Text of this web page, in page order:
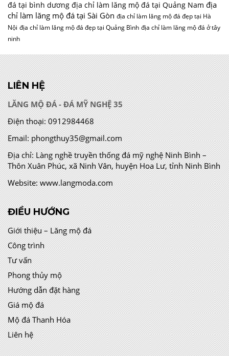
đá tại bình dương địa chỉ làm lăng mộ đá tại Quảng Nam địa
chỉ làm lăng mộ đá tại Sài Gòn địa chỉ làm lăng mộ đá đẹp tại Hà
Nội địa chỉ làm lăng mộ đá đẹp tại Quảng Bình địa chỉ làm lăng mộ đá ở tây
ninh
LIÊN HỆ
LĂNG MỘ ĐÁ - ĐÁ MỸ NGHỆ 35
Điện thoại: 0912984468
Email: phongthuy35@gmail.com
Địa chỉ:Làng nghề truyền thống đá mỹ nghệ Ninh Bình –
Thôn Xuân Phúc, xã Ninh Vân, huyện Hoa Lư, tỉnh Ninh Bình
Website: www.langmoda.com
ĐIỀU HƯỚNG
Giới thiệu – Lăng mộ đá
Công trình
Tư vấn
Phong thủy mộ
Hướng dẫn đặt hàng
Giá mộ đá
Mộ đá Thanh Hóa
Liên hệ